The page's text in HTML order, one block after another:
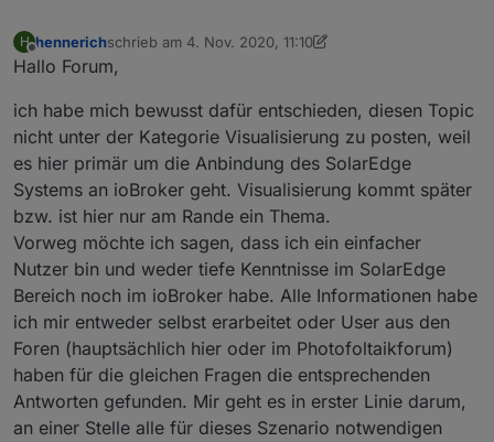
H
Offline
hennerichschrieb am 4. Nov. 2020, 11:10
zuletzt editiert von hennerich11. Apr. 2020, 14:08
Hallo Forum,
ich habe mich bewusst dafür entschieden, diesen Topic
nicht unter der Kategorie Visualisierung zu posten, weil
es hier primär um die Anbindung des SolarEdge
Systems an ioBroker geht. Visualisierung kommt später
bzw. ist hier nur am Rande ein Thema.
Vorweg möchte ich sagen, dass ich ein einfacher
Nutzer bin und weder tiefe Kenntnisse im SolarEdge
Bereich noch im ioBroker habe. Alle Informationen habe
ich mir entweder selbst erarbeitet oder User aus den
Foren (hauptsächlich hier oder im Photofoltaikforum)
haben für die gleichen Fragen die entsprechenden
Antworten gefunden. Mir geht es in erster Linie darum,
an einer Stelle alle für dieses Szenario notwendigen